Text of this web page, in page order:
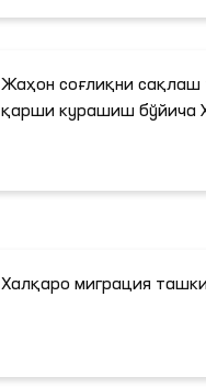
Жаҳон соғлиқни сақлаш
қарши курашиш бўйича
Халқаро миграция